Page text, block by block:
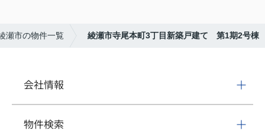
瀬市の物件一覧 綾瀬市寺尾本町3丁目新築戸建て 第1期2号棟
会社情報
物件検索